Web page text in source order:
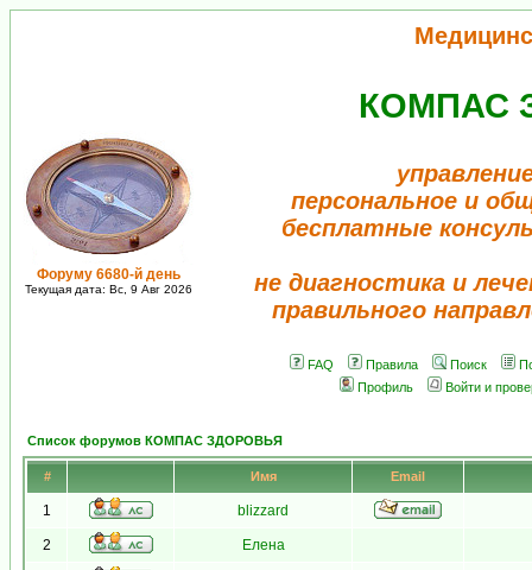
Форуму 6680-й день
Текущая дата: Вс, 9 Авг 2026
КОМПАС
персональное и
бесплатные
не диагностика и
правильного
FAQ Правила Поиск
Профиль
Войти и
Список форумов КОМПАС ЗДОРОВЬЯ
# Имя Email
1 blizzard
2 Елена